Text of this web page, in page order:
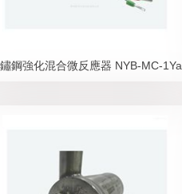
鋼強化混合微反應器 NYB-MC-1Ya